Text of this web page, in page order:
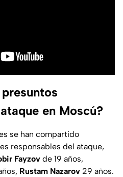
en Moscú?
se han compartido
responsables del ataque,
Fayzov de 19 años,
Rustam Nazarov 29 años.